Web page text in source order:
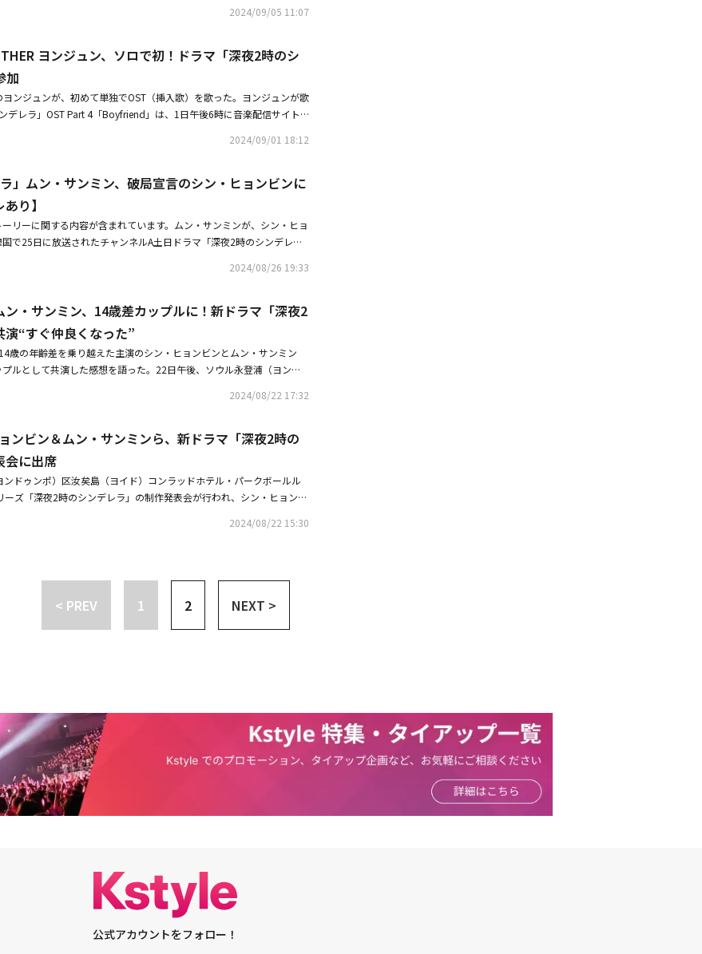
ンミンを慰めた。しかし、ちょうどこの光景を目撃したジュウォンは
愛初期からやり直すようなドキドキの逆走恋愛がスタート。抽選によ
でハートマークを作ったり、時折見つめ合って微笑む姿はとても愛ら
になった。最初の挨拶では、シン・ヒョンビンが「日本語で（挨拶
きるか分かりません」と前置きをしつつ「こんばんは。私はシン・ヒ
しいです」と発音がきれいな日本語を披露。「こんなにもたくさんの
何度も来ています。数ヶ月前には北海道に行き、色々な場所を訪れま
今日、皆さんにお会いできて嬉しいです」とニコリ。「イベントは初め
行ったことがあります。初めての東京をファンの皆さんと過ごすことが
深い様子で語ると、その初々しい姿に、会場にはそこかしこから「か
放送前からW出演が話題となっていた2人。共演した感想を質問する
た記憶がたくさんあります。その楽しいという感情が作品からも感じ
ンミンは）私にとって、ありがたいパートナーです」とシン・ヒョン
はヒョンビンさんのファンで、作品をたくさん見てきました。共に過ご
を伝えた。キャラクターとのシンクロ率に質問が及ぶと、シン・ヒョ
率は40、50％くらいです。仕事が好きで情熱を持っているところ、
食べるのが好きなのも似ています」と回答。ムン・サンミンは「ロマン
じですが、僕は財閥家の人ではないので」と答え、会場を笑いで包ん
に編集された4つのダイジェスト映像を観て、それぞれのシーンにつ
の映像は第1話から。ユンソがジュウォンの母親から手切れ金をもら
お金を受け取るのも怖いと思いますし、別れると約束する自信がありま
にできずに、ずっと1人で苦しみそうです。どのようにしてユンソは
でした」と本音をポロリ。そんなシン・ヒョンビンに、ムン・サンミ
ウォン）の母親に口座番号を渡すシーンはとてもがっかりしました。
ないですか！ 出演を決める段階から知っていた事実なのに、今でも
瞬間を描いた居酒屋の飲み会シーン。ムン・サンミンが「撮影の時、僕
「もともとは、椅子に座ってお酒を注いでくださいというシーンでした
たくて、現場でアイデアを出しました」と撮影ビハインドを公開。また
した。コミカルなシーンは雰囲気に任せました。ヒョンビンさんやユ
助けもあり、うまく撮影をこなすことができました」と説明。「新入
視聴者の方に納得させることが僕にとっての宿題でした。1回1回の
化を与えればいいのか悩み、前髪をアップにしたり、スーツを3ピー
本部長としてユンソの前に現れて宣戦布告するシーンは、特に演技的
返った。また「別れたくないのに別れなければいけない」という状況
ヒョンビンは「ユンソの言動を見ている方に納得してもらえるよう
した」とシン・ヒョンビン。カットされたシーンには、寿司や刺身を食
ンミンは「すごくおいしくて記憶に残っています」と話した。4つ目の
いてしまうユンソにジュウォンがキスをするシーン。映像を見たムン・
たあとで唇に視線を落としてからキスをするタイミングで、なぜか僕の
ックホール東京でイベントを行う。・ムン・サンミン、ビューティーブ
れるメッセージ
2024/09/05 11:07
ヨンジュン、ソロで初！ドラマ「深夜2時のシ
加
ヨンジュンが、初めて単独でOST（挿入歌）を歌った。ヨンジュンが歌
デレラ」OST Part 4「Boyfriend」は、1日午後6時に音楽配信サイト
ミカルなシンスポップジャンル「Boyfriend」は、友人や同僚だった相
聴く人々に暖かい気分をプレゼントする。曲の後半部に行くほど盛り上
、韓国で8月24日に放送された第1話のエンディングシーンに挿入さ
「深夜2時のシンデレラ」は、完璧な財閥の年下彼氏ジュウォン（ム
る有能な超現実主義者ユンソ（シン・ヒョンビン）の奮闘を描いたオ
。ヨンジュンが一人でドラマのOSTを歌ったのは今回が初めてだ。圧
持つ彼は、今回の曲を通じてトレンディな歌声を聴かせてくれる。
2024/09/01 18:12
」ムン・サンミン、破局宣言のシン・ヒョンビンに
り】
リーに関する内容が含まれています。ムン・サンミンが、シン・ヒョ
で25日に放送されたチャンネルA土日ドラマ「深夜2時のシンデレ
にもかかわらず、そばで愛情を求めるストレートな年下男の覇気を見せ
が彼女にくっつき、猛アタックしているためだ。彼の母親からお金も
気にしなかった。恋愛する前、「年上が好きなのではなく、きれいな
の心を掴んだストレートな年下男の覇気は、別れを宣言した後も続い
シウォン（ユン・バク）との会話で、趣味から食べ物の好みまで、これ
に合わせてくれたのかに気づいた。どんどん悪い人になっていく気が
彼の前で倒れてしまい、病院で目覚めてそばにいるジュウォンに怒り
なぜ僕たちが会い続けなければならないのかを見せると言い返した。恋
ったことを持ち出し、これから27回一緒に食事することにした2人の
た。食事をしながらお酒を飲んだある日、酔いが回った2人。先に家
えたジュウォンは「本当に僕と別れるつもり？」と言い、「もう僕のこ
たユンソ。2人は曖昧な関係のように、触れそうで届かないキスを試
2024/08/26 19:33
・サンミン、14歳差カップルに！新ドラマ「深夜2
“すぐ仲良くなった”
歳の年齢差を乗り越えた主演のシン・ヒョンビンとムン・サンミン
ルとして共演した感想を語った。22日午後、ソウル永登浦（ヨンド
作発表会が行われ、シン・ヒョンビン、ムン・サンミン、Girl's Dayの
なったシン・ヒョンビン、ドラマ「シュルプ」で注目を浴びたムン・サ
で期待が高まっている。彼らはそれぞれ有能な超現実主義の女性ユン
役に扮し、活躍する。キャスティング当時、1986年生まれのシン・
ムン・サンミンの14歳の年の差も話題になった。シン・ヒョンビン
いるのではないかと思うほど、好みのようなものが合った。サンミンさ
ぐに仲良くなった。年の差はそこまで感じなかった」と語った。ム
た」とし「今、自宅にあるけれど、多すぎる。結婚式の時に重宝してい
2024/08/22 17:32
ンビン＆ムン・サンミンら、新ドラマ「深夜2時の
会に出席
ドゥンポ）区汝矣島（ヨイド）コンラッドホテル・パークボールル
ズ「深夜2時のシンデレラ」の制作発表会が行われ、シン・ヒョンビ
閥の年下彼氏と別れを決心した有能な超現実主義女性の奮闘を描いたオ
ントを開催
2024/08/22 15:30
< PREV 1 2 NEXT >
公式アカウントをフォロー！